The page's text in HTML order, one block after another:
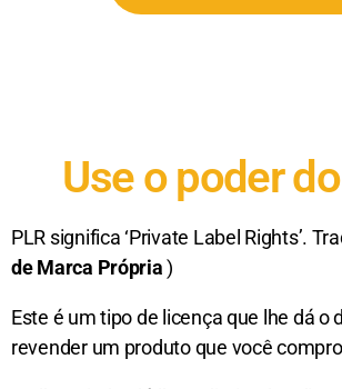
Use o poder
PLR significa ‘Private Label Rights’.
de Marca Própria)
Este é um tipo de licença que lhe dá o
revender um produto que você